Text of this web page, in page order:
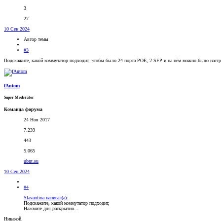
3
27
10 Сен 2024
Автор темы
#3
Подскажите, какой коммутатор подходит, чтобы было 24 порта POE, 2 SFP и на нём можно было
fAntom
Super Moderator
Команда форума
24 Ноя 2017
7.239
443
5.065
ubnt.su
10 Сен 2024
#4
Slavantina написал(а):
Подскажите, какой коммутатор подходит,
Нажмите для раскрытия...
Никакой.